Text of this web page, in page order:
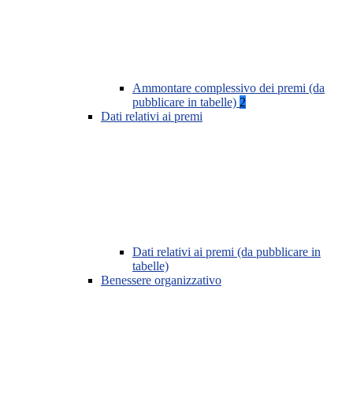
Ammontare complessivo dei premi (da
pubblicare in tabelle) 2
Dati relativi ai premi
Dati relativi ai premi (da pubblicare in
tabelle)
Benessere organizzativo